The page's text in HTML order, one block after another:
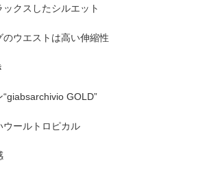
ックスしたシルエット
のウエストは高い伸縮性
“giabsarchivio GOLD”
ウールトロピカル